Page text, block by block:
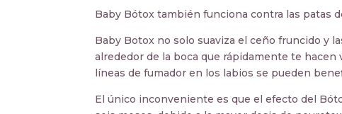
Baby Bótox también funciona contra las patas
Baby Botox no solo suaviza el ceño fruncido y
alrededor de la boca que rápidamente te hacen
líneas de fumador en los labios se pueden
El único inconveniente es que el efecto del